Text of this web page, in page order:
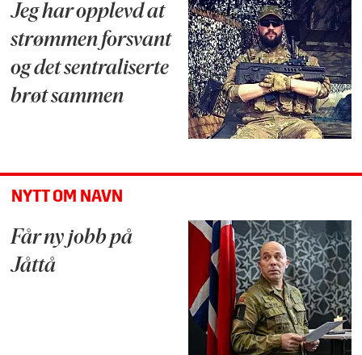
Jeg har opplevd at
strømmen forsvant
og det sentraliserte
brøt sammen
NYTT OM NAVN
Får ny jobb på
Jåttå